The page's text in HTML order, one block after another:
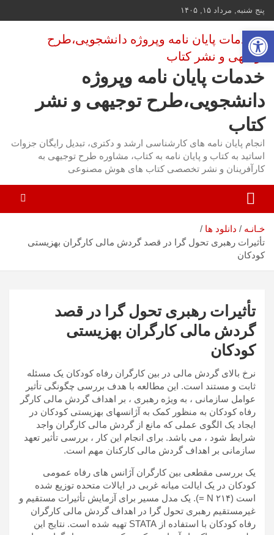
محتوا
بروید
پنج شنبه, مرداد ۱۵, ۱۴۰۵
خدمات پایان نامه وپروژه
دانشجویی،طرح توجیهی و نشر
کتاب
انجام پایان نامه های کارشناسی ارشد و دکتری، تبدیل رایگان جزوات
اساتید به کتاب و پایان نامه به کتاب، مشاوره طرح توجیهی به
کارآفرینان و نشر تخصصی کتاب های هوش مصنوعی
خـانـه دانلود ها
تأثیرات رهبری تحول گرا در قصد گردش مالی کارگران بهزیستی
کودکان
تأثیرات رهبری تحول گرا در قصد
گردش مالی کارگران بهزیستی
کودکان
نرخ بالای گردش مالی در بین کارگران رفاه کودکان یک مسئله
ثابت و مستند است. این مطالعه با هدف بررسی چگونگی تأثیر
عوامل سازمانی ، به ویژه رهبری ، بر اهداف گردش مالی کارگر
رفاه کودکان به منظور کمک به آژانسهای بهزیستی کودکان در
ایجاد یک الگوی عملی که مانع از گردش مالی کارگران واجد
شرایط شود ، می باشد. برای انجام این کار ، بررسی تأثیر تعهد
سازمانی بر اهداف گردش مالی کارکنان مهم است.
یک بررسی مقطعی بین کارگران آژانس های رفاه عمومی
کودکان در یک ایالت میانه غربی در ایالات متحده توزیع شده
است (۲۱۴ N =). یک مدل مسیر برای آزمایش تأثیرات مستقیم و
غیرمستقیم رهبری تحول گرا در اهداف گردش مالی کارگران
رفاه کودکان با استفاده از STATA تهیه شده است. نتایج این
باز کردن نوار ابزار